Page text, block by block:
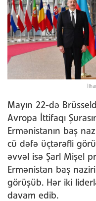
Mayın 22-də
Avropa İttifaqı
Ermənistanın baş
cü dəfə üçtərəfli
əvvəl isə Şarl Mişel
Ermənistan baş
görüşüb. Hər iki
davam edib.